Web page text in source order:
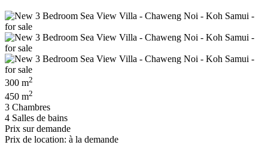
300 m2
450 m2
3 Chambres
4 Salles de bains
Prix ​​sur demande
Prix de location: à la demande